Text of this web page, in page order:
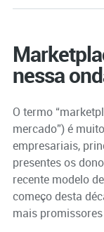
nessa
O termo
mercado”) é
empresariais,
presentes os
recente modelo
começo desta
mais